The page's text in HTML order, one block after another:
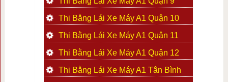
Thi Bằng Lái Xe Máy A1 Quận 10
Thi Bằng Lái Xe Máy A1 Quận 11
Thi Bằng Lái Xe Máy A1 Quận 12
Thi Bằng Lái Xe Máy A1 Tân Bình